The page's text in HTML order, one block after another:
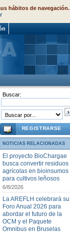
hábitos de navegación.
Buscar:
REGISTRARSE
NOTICIAS RELACIONADAS
El proyecto BioChargae
busca convertir residuos
agrícolas en bioinsumos
para cultivos leñosos
6/8/2026
La AREFLH celebrará su
Foro Anual 2026 para
abordar el futuro de la
OCM y el Paquete
Omnibus en Bruselas